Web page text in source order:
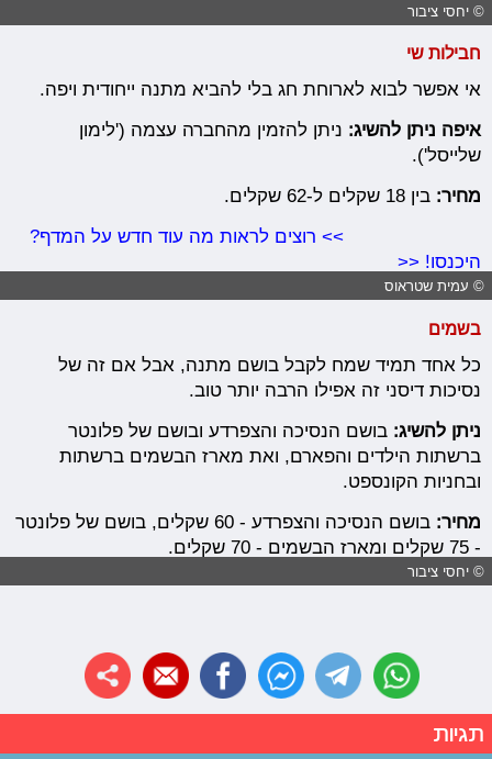
© יחסי ציבור
חבילות שי
אי אפשר לבוא לארוחת חג בלי להביא מתנה ייחודית ויפה.
איפה ניתן להשיג: ניתן להזמין מהחברה עצמה ('לימון
שלייסל').
מחיר: בין 18 שקלים ל-62 שקלים.
>> רוצים לראות מה עוד חדש על המדף?
היכנסו! <<
© עמית שטראוס
בשמים
כל אחד תמיד שמח לקבל בושם מתנה, אבל אם זה של
נסיכות דיסני זה אפילו הרבה יותר טוב.
ניתן להשיג:בושם הנסיכה והצפרדע ובושם של פלונטר
ברשתות הילדים והפארם, ואת מארז הבשמים ברשתות
ובחניות הקונספט.
מחיר:
בושם הנסיכה והצפרדע - 60 שקלים, בושם של פלונטר
- 75 שקלים ומארז הבשמים - 70 שקלים.
© יחסי ציבור
תגיות